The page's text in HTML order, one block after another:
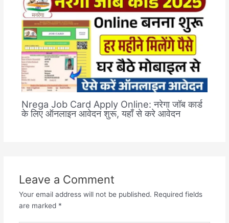
Nrega Job Card Apply Online: नरेगा जॉब कार्ड
के लिए ऑनलाइन आवेदन शुरू, यहाँ से करे आवेदन
Leave a Comment
Your email address will not be published. Required fields
are marked *